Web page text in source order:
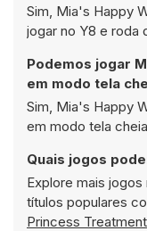
Sim, Mia's Happy
jogar no Y8 e roda
Podemos jogar
em modo tela
Sim, Mia's Happy
em modo tela
Quais jogos
Explore mais jogos
títulos populares
Princess Treatment